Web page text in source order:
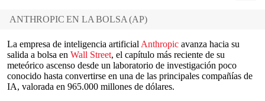
ANTHROPIC EN LA BOLSA (AP)
La empresa de inteligencia artificial Anthropic avanza hacia su
salida a bolsa en Wall Street, el capítulo más reciente de su
meteórico ascenso desde un laboratorio de investigación poco
conocido hasta convertirse en una de las principales compañías de
IA, valorada en 965.000 millones de dólares.